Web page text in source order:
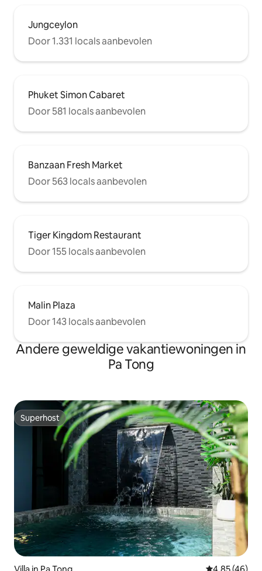
koffiebar en een bar naast de deur, er is
ook een supermarkt 200 meter verder is
er een supermarkt die kan worden
voldaan
Jungceylon
Door 1.331 locals aanbevolen
Phuket Simon Cabaret
Door 581 locals aanbevolen
Banzaan Fresh Market
Door 563 locals aanbevolen
Tiger Kingdom Restaurant
Door 155 locals aanbevolen
Malin Plaza
Door 143 locals aanbevolen
Andere geweldige vakantiewoningen in
Pa Tong
Superhost
Superhost